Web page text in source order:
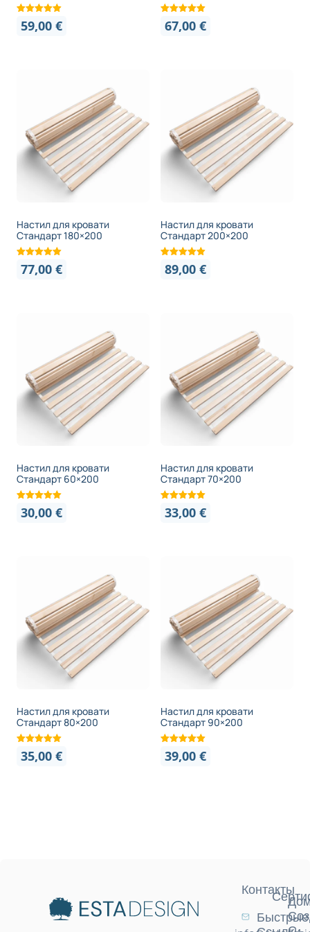
59,00 € 67,00 €
Настил для кровати
Стандарт 180×200
77,00 €
Настил для кровати
Стандарт 200×200
89,00 €
Настил для кровати
Стандарт 60×200
30,00 €
Настил для кровати
Стандарт 70×200
33,00 €
Настил для кровати
Стандарт 80×200
35,00 €
Настил для кровати
Стандарт 90×200
39,00 €
Контакты
Быстрые